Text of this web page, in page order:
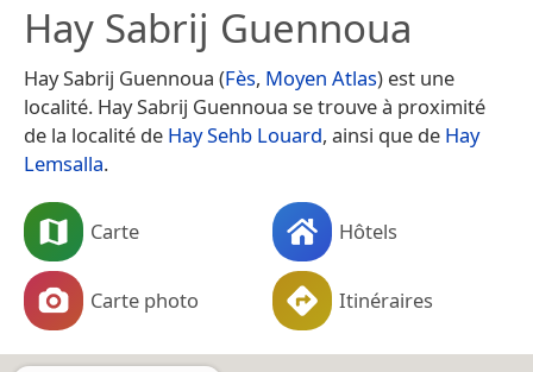
Hay Sabrij Guennoua
Hay Sabrij Guennoua (Fès, Moyen Atlas) est une
localité. Hay Sabrij Guennoua se trouve à proximité
de la localité de Hay Sehb Louard, ainsi que de Hay
Lemsalla.
Carte Hôtels
Carte photo Itinéraires